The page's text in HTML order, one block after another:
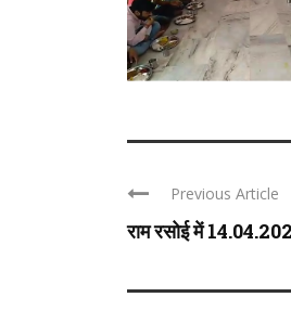
Previous Article
राम रसोई में